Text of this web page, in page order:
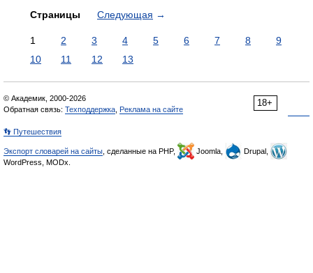
Страницы Следующая →
1 2 3 4 5 6 7 8
9
10
11 12 13
18+
© Академик, 2000-2026
Обратная связь: Техподдержка Реклама на сайте
👣 Путешествия
Экспорт словарей на сайты , сделанные на PHP, Joomla,
Drupal,
WordPress, MODx.